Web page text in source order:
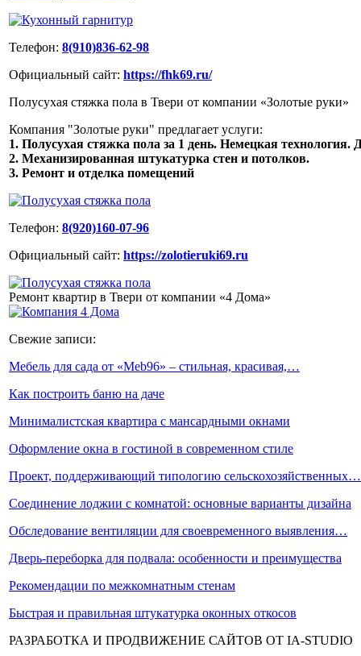
Телефон: 8(910)836-62-98
Официальный сайт: https://fhk69.ru/
Полусухая стяжка пола в Твери от компании «Золотые руки»
Компания "Золотые руки" предлагает услуги:
1. Полусухая стяжка пола за 1 день. Немецкая технология.
2. Механизированная штукатурка стен и потолков.
3. Ремонт и отделка помещений
Телефон: 8(920)160-07-96
Официальный сайт: https://zolotieruki69.ru
Ремонт квартир в Твери от компании «4 Дома»
Свежие записи:
Мебель для сада от «Meb96» – стильная, красивая,…
Как построить баню на даче
Минималистская квартира с мансардными окнами
Оформление окна в гостиной в современном стиле
Проект, поддерживающий типологию сельскохозяйственных…
Соединение лоджии с комнатой: основные варианты дизайна
Обследование вентиляции для своевременного выявления…
Дверь-переборка для подвала: особенности и преимущества
Рекомендации по межкомнатным стенам
Быстрая и правильная штукатурка оконных откосов
РАЗРАБОТКА И ПРОДВИЖЕНИЕ САЙТОВ ОТ IA-STUDIO